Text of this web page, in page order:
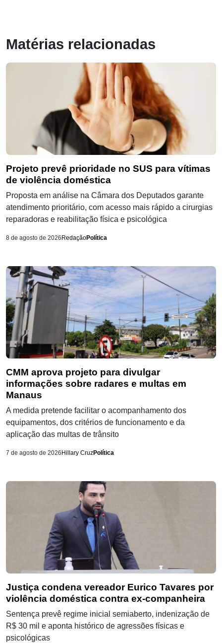
Matérias relacionadas
Projeto prevê prioridade no SUS para vítimas
de violência doméstica
Proposta em análise na Câmara dos Deputados garante
atendimento prioritário, com acesso mais rápido a cirurgias
reparadoras e reabilitação física e psicológica
8 de agosto de 2026 RedaçãoPolítica
CMM aprova projeto para divulgar
informações sobre radares e multas em
Manaus
A medida pretende facilitar o acompanhamento dos
equipamentos, dos critérios de funcionamento e da
aplicação das multas de trânsito
7 de agosto de 2026 Hillary CruzPolítica
Justiça condena vereador Eurico Tavares por
violência doméstica contra ex-companheira
Sentença prevê regime inicial semiaberto, indenização de
R$ 30 mil e aponta histórico de agressões físicas e
psicológicas